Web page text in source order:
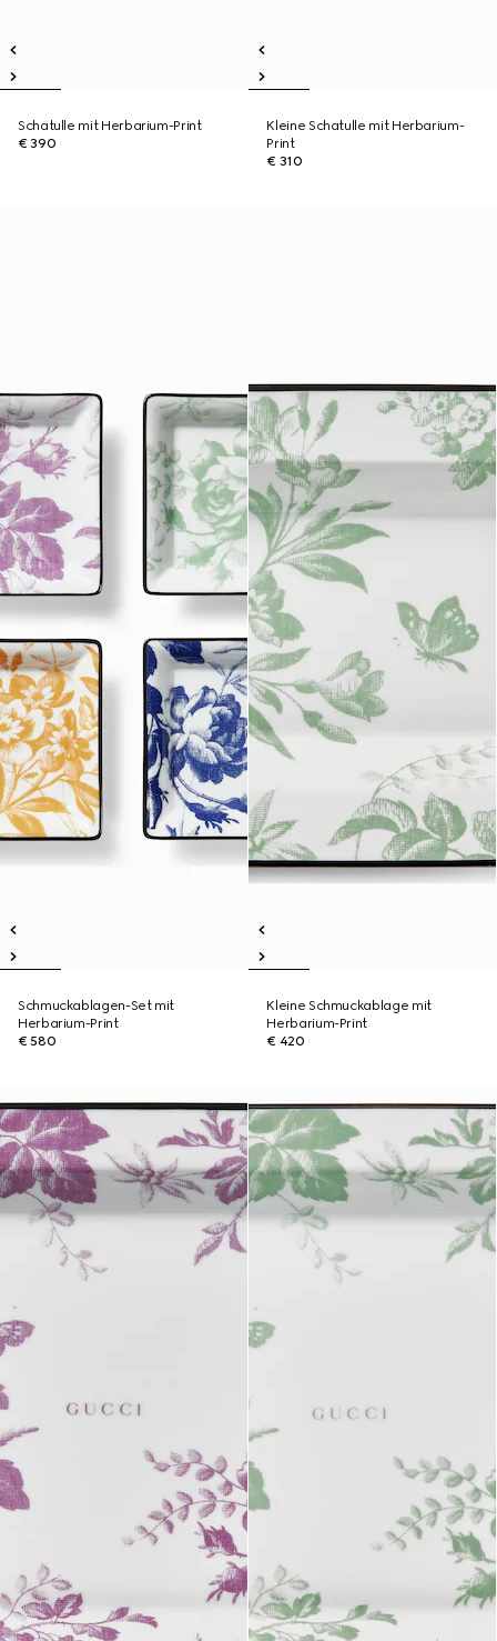
Schatulle mit Herbarium-Print
€ 390
Kleine Schatulle mit Herbarium-
Print
€ 310
Schmuckablagen-Set mit
Herbarium-Print
€ 580
Kleine Schmuckablage mit
Herbarium-Print
€ 420